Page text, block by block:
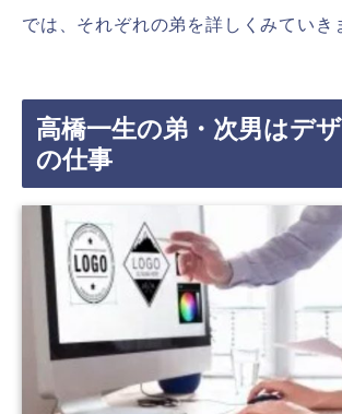
では、それぞれの弟を詳しくみていき
高橋一生の弟・次男はデ
の仕事